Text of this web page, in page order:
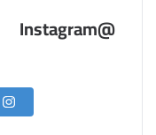
@Instagram